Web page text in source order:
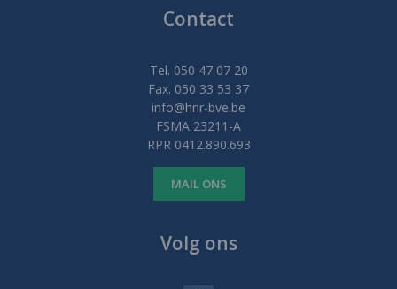
Contact
Tel. 050 47 07 20
Fax. 050 33 53 37
info@hnr-bve.be
FSMA 23211-A
RPR 0412.890.693
MAIL ONS
Volg ons